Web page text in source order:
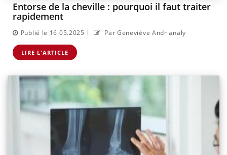
Entorse de la cheville : pourquoi il faut traiter
rapidement
Publié le 16.05.2025 | Par Geneviève Andrianaly
LIRE L'ARTICLE